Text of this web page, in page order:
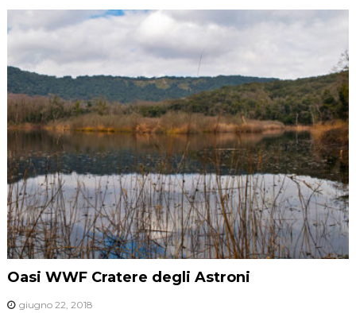
Oasi WWF Cratere degli Astroni
giugno 22, 2018